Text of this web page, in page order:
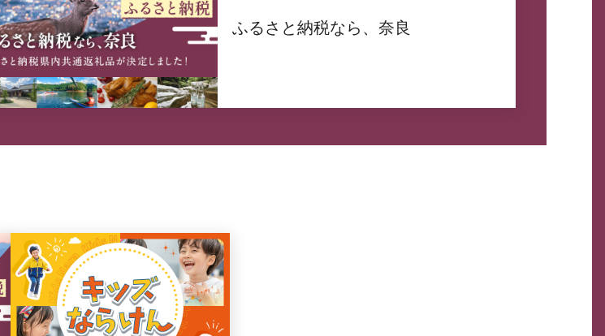
ふるさと納税なら、奈良